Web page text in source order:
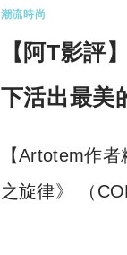
潮流時尚
【阿T影評
下活出最美
【Artotem作
之旋律》 （